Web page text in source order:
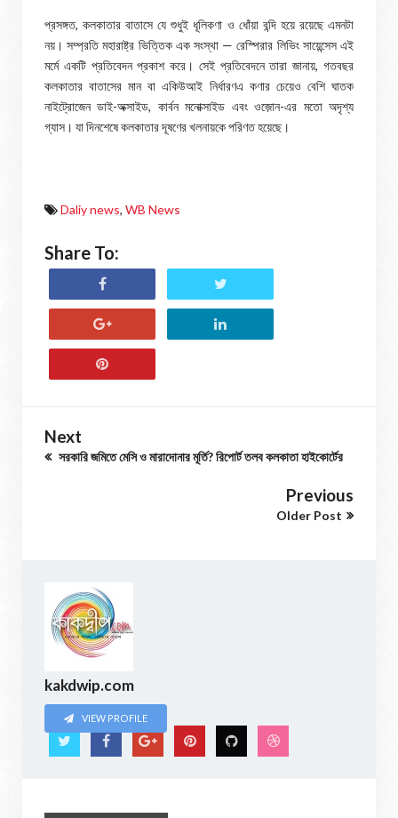
প্রসঙ্গত, কলকাতার বাতাসে যে শুধুই ধূলিকণা ও ধোঁয়া বন্দি হয়ে রয়েছে এমনটা
নয়। সম্প্রতি মহারাষ্ট্র ভিত্তিক এক সংস্থা — রেস্পিরার লিভিং সায়েন্সেস এই
মর্মে একটি প্রতিবেদন প্রকাশ করে। সেই প্রতিবেদনে তারা জানায়, গতবছর
কলকাতার বাতাসের মান বা একিউআই নির্ধারণএ কণার চেয়েও বেশি ঘাতক
নাইট্রোজেন ডাই-অক্সাইড, কার্বন মনোক্সাইড এবং ওজ়োন-এর মতো অদৃশ্য
গ্যাস। যা দিনশেষে কলকাতার দূষণের খলনায়কে পরিণত হয়েছে।
Daliy news, WB News
Share To:
Next
সরকারি জমিতে মেসি ও মারাদোনার মূর্তি? রিপোর্ট তলব কলকাতা হাইকোর্টের
Previous
Older Post
kakdwip.com
VIEW PROFILE